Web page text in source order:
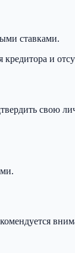
ставками.
и
свою